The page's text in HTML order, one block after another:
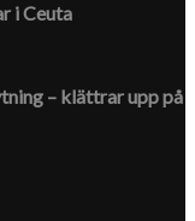
i Ceuta
– klättrar upp på